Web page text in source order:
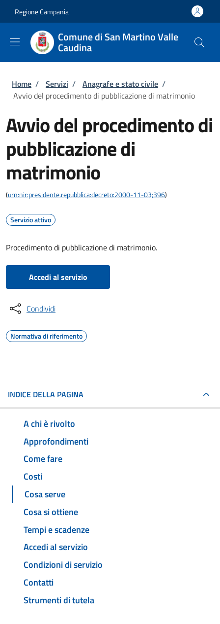
Regione Campania
Comune di San Martino Valle
Caudina
Briciole di pane
Home / Servizi / Anagrafe e stato civile /
Avvio del procedimento di pubblicazione di matrimonio
Avvio del procedimento di
pubblicazione di
matrimonio
(urn:nir:presidente.repubblica:decreto:2000-11-03;396)
Servizio attivo
Procedimento di pubblicazione di matrimonio.
Accedi al servizio
Condividi
Normativa di riferimento
INDICE DELLA PAGINA
A chi è rivolto
Approfondimenti
Come fare
Costi
Cosa serve
Cosa si ottiene
Tempi e scadenze
Accedi al servizio
Condizioni di servizio
Contatti
Strumenti di tutela